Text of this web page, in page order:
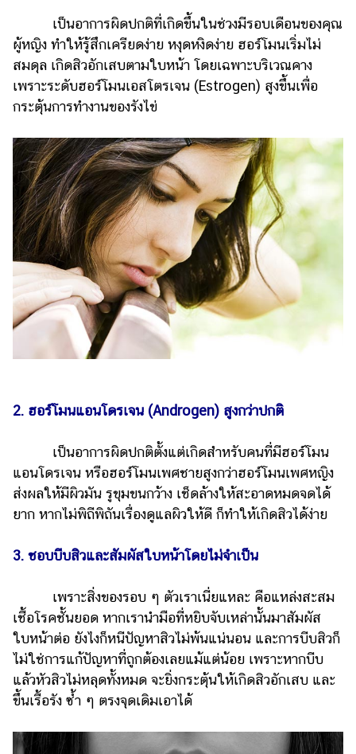
แต่งงาน
แม่
และ
เด็ก
สัตว์
เลี้ยง
Infographic
บริการ
แอปฯ
กระปุก
คอร์ส
ออนไลน์
ออนไลน์
โฆษณา
แจ้ง
ปัญหา
กับ
เป็นอาการผิดปกติที่เกิดขึ้นในช่วงมีรอบเดือนของคุณ
ผู้หญิง ทำให้รู้สึกเครียดง่าย หงุดหงิดง่าย ฮอร์โมนเริ่มไม่
สมดุล เกิดสิวอักเสบตามใบหน้า โดยเฉพาะบริเวณคาง
เพราะระดับฮอร์โมนเอสโตรเจน (Estrogen) สูงขึ้นเพื่อ
กระตุ้นการทำงานของรังไข่
2. ฮอร์โมนแอนโดรเจน (Androgen) สูงกว่าปกติ
เป็นอาการผิดปกติตั้งแต่เกิดสำหรับคนที่มีฮอร์โมน
แอนโดรเจน หรือฮอร์โมนเพศชายสูงกว่าฮอร์โมนเพศหญิง
ส่งผลให้มีผิวมัน รูขุมขนกว้าง เช็ดล้างให้สะอาดหมดจดได้
ยาก หากไม่พิถีพิถันเรื่องดูแลผิวให้ดี ก็ทำให้เกิดสิวได้ง่าย
3. ชอบบีบสิวและสัมผัสใบหน้าโดยไม่จำเป็น
เพราะสิ่งของรอบ ๆ ตัวเราเนี่ยแหละ คือแหล่งสะสม
เชื้อโรคชั้นยอด หากเรานำมือที่หยิบจับเหล่านั้นมาสัมผัส
ใบหน้าต่อ ยังไงก็หนีปัญหาสิวไม่พ้นแน่นอน และการบีบสิวก็
ไม่ใช่การแก้ปัญหาที่ถูกต้องเลยแม้แต่น้อย เพราะหากบีบ
แล้วหัวสิวไม่หลุดทั้งหมด จะยิ่งกระตุ้นให้เกิดสิวอักเสบ และ
ขึ้นเรื้อรัง ซ้ำ ๆ ตรงจุดเดิมเอาได้